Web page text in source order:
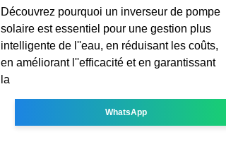
Découvrez pourquoi un inverseur de pompe
solaire est essentiel pour une gestion plus
intelligente de l''eau, en réduisant les coûts,
en améliorant l''efficacité et en garantissant
la
WhatsApp